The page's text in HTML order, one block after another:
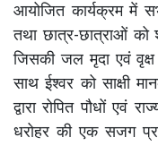
आयोजित कार्यक्रम में
तथा छात्र-छात्राओं को
जिसकी जल मृदा एवं वृक्ष
साथ ईश्वर को साक्षी
द्वारा रोपित पौधों एवं
धरोहर की एक सजग